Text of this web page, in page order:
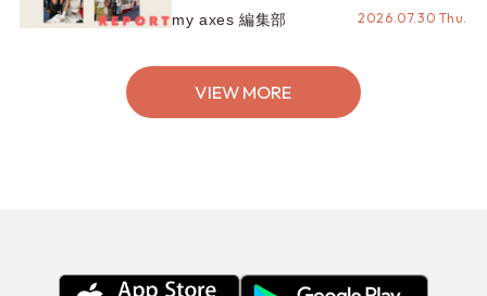
たイベントをお届け！美沙子さんか
らのコメントも♬【海外イベントレ
my axes 編集部 2026.07.30 Thu.
VIEW MORE